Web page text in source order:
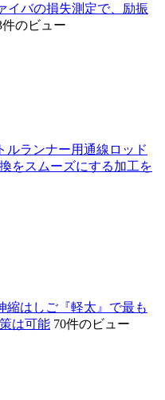
イバの損失測定で、励振
件のビュー
ルランナー用通線ロッド
をスムーズにする加工を
縮はしご『軽太』で最も
は可能 70件のビュー